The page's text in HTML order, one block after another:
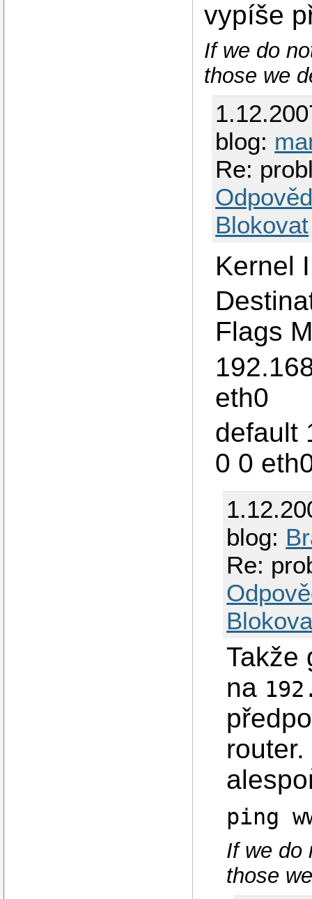
vypíše
If we do
those we
blog:
Re:
Blokovat
Kernel
Flags
eth0
default
0 0
blog:
Re:
Takže
na
ping
If we do
those